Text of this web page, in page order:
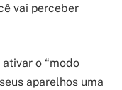
vai perceber
o “modo
aparelhos uma